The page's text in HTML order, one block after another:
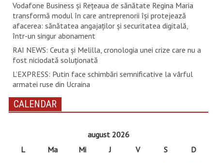
Vodafone Business și Rețeaua de sănătate Regina Maria
transformă modul în care antreprenorii își protejează
afacerea: sănătatea angajaților și securitatea digitală,
într-un singur abonament
RAI NEWS: Ceuta și Melilla, cronologia unei crize care nu a
fost niciodată soluționată
L’EXPRESS: Putin face schimbări semnificative la vârful
armatei ruse din Ucraina
CALENDAR
august 2026
L
Ma Mi J V S
D